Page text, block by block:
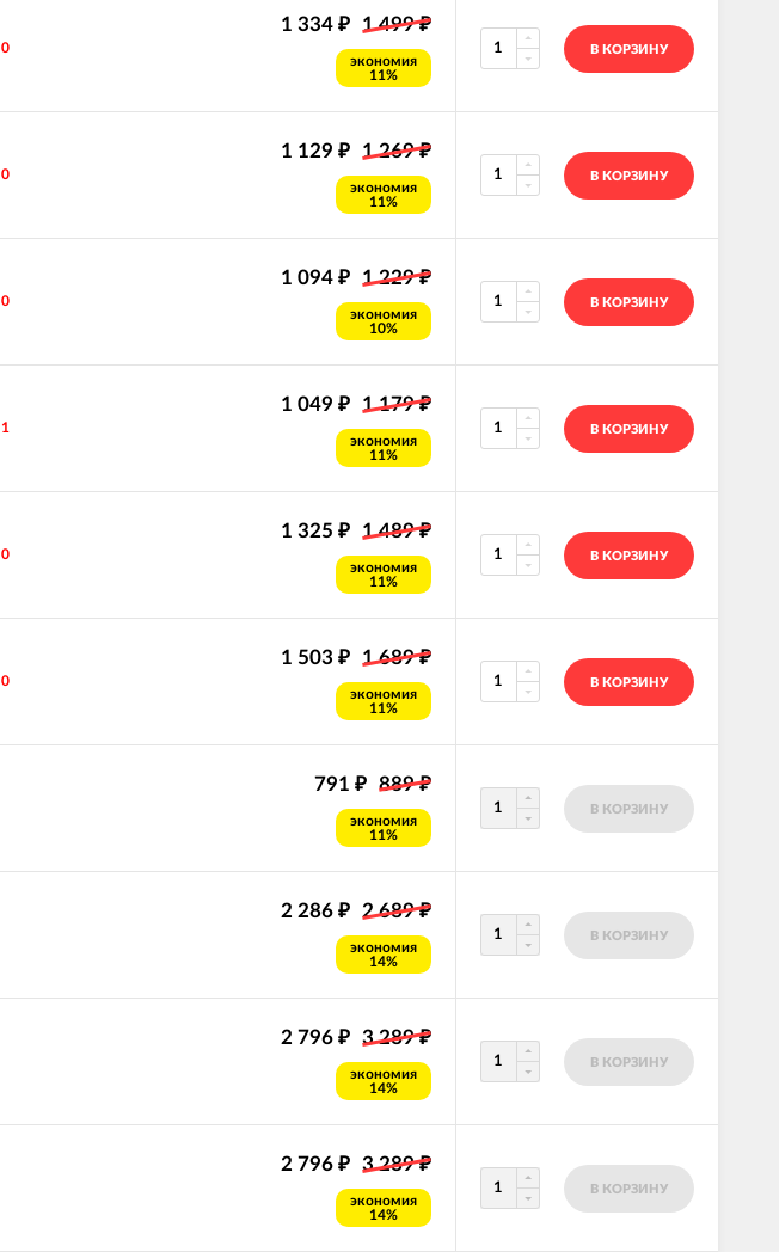
1 334 ₽ 1 499₽
экономия
11%
0 В КОРЗИНУ
1 129 ₽ 1 269₽
экономия
11%
0 В КОРЗИНУ
1 094 ₽ 1 229₽
экономия
10%
0 В КОРЗИНУ
1 049 ₽ 1 179₽
экономия
11%
1 В КОРЗИНУ
1 325 ₽ 1 489₽
экономия
11%
0 В КОРЗИНУ
1 503 ₽ 1 689₽
экономия
11%
0 В КОРЗИНУ
791 ₽ 889₽
экономия
11%
В КОРЗИНУ
2 286 ₽ 2 689₽
экономия
14%
В КОРЗИНУ
2 796 ₽ 3 289₽
экономия
14%
В КОРЗИНУ
2 796 ₽ 3 289₽
экономия
14%
В КОРЗИНУ